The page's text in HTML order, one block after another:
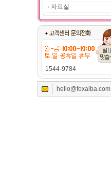
자료실
1544-9784
hello@foxalba.com